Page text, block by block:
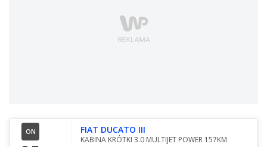
ON FIAT DUCATO III
KABINA KRÓTKI 3.0 MULTIJET POWER 157KM